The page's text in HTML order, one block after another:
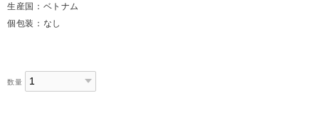
生産国：ベトナム
個包装：なし
数量